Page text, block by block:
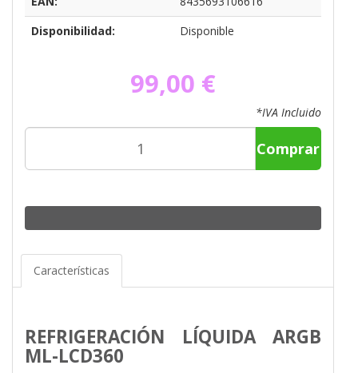
Disponibilidad:
Disponible
99,00 €
*IVA Incluido
Comprar
Características
REFRIGERACIÓN LÍQUIDA ARGB
ML-LCD360